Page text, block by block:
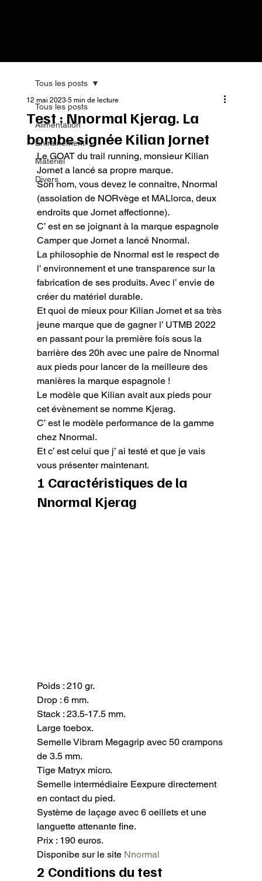
Tous les posts
Alimentation
Entrainement
Matériel
Divers
Tous les posts
Test : Nnormal Kjerag. La
bombe signée Kilian Jornet
12 mai 2023 5 min de lecture
Le GOAT du trail running, monsieur Kilian
Jornet a lancé sa propre marque.
Son nom, vous devez le connaitre, Nnormal
(assoiation de NORvège et MALlorca, deux
endroits que Jornet affectionne).
C’ est en se joignant à la marque espagnole
Camper que Jornet a lancé Nnormal.
La philosophie de Nnormal est le respect de
l’ environnement et une transparence sur la
fabrication de ses produits. Avec l’ envie de
créer du matériel durable.
Et quoi de mieux pour Kilian Jornet et sa très
jeune marque que de gagner l’ UTMB 2022
en passant pour la première fois sous la
barrière des 20h avec une paire de Nnormal
aux pieds pour lancer de la meilleure des
manières la marque espagnole !
Le modèle que Kilian avait aux pieds pour
cet évènement se nomme Kjerag.
C’ est le modèle performance de la gamme
chez Nnormal.
Et c’ est celui que j’ ai testé et que je vais
vous présenter maintenant.
1 Caractéristiques de la
Nnormal Kjerag
Poids : 210 gr.
Drop : 6 mm.
Stack : 23.5-17.5 mm.
Large toebox.
Semelle Vibram Megagrip avec 50 crampons
de 3.5 mm.
Tige Matryx micro.
Semelle intermédiaire Eexpure directement
en contact du pied.
Système de laçage avec 6 oeillets et une
languette attenante fine.
Prix : 190 euros.
Disponibe sur le site Nnormal
2 Conditions du test